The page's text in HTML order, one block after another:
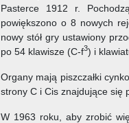
Pasterce 1912 r.
powiększono o 8 nowych
nowy stół gry ustawiony
po 54 klawisze (C-f3) i
Organy mają piszczałki
strony C i Cis znajdujące się
W 1963 roku, aby zrobić